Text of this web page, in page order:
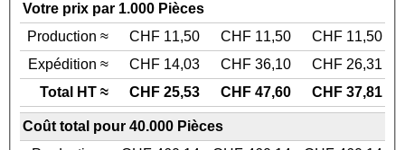
Votre prix par 1.000 Pièces
Production ≈
CHF 11,50 CHF 11,50
CHF 11,50
Expédition ≈
CHF 14,03 CHF 36,10
CHF 26,31
Total HT ≈
CHF 25,53 CHF 47,60 CHF 37,81
Coût total pour 40.000 Pièces